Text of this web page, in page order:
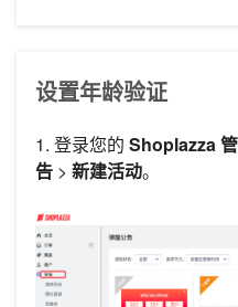
设置年龄验证
1. 登录您的 Shoplazza
告 > 新建活动。